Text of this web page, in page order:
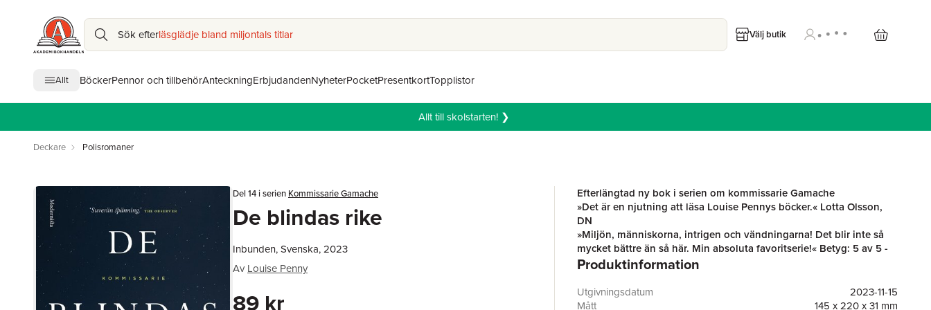
Sök efterläsglädje bland miljontals titlar Välj butik
Allt BöckerPennor och tillbehörAnteckningErbjudandenNyheterPocketPresentkortTopplistor
Allt till skolstarten! ❯
Deckare Polisromaner
Del 14 i serien Kommissarie Gamache
De blindas rike
Inbunden, Svenska, 2023
Av Louise Penny
89 kr
Efterlängtad ny bok i serien om kommissarie Gamache
»Det är en njutning att läsa Louise Pennys böcker.« Lotta Olsson,
DN
»Miljön, människorna, intrigen och vändningarna! Det blir inte så
mycket bättre än så här. Min absoluta favoritserie!« Betyg: 5 av 5 -
Mest deckare
Bibbloagneta
En dag får Armand Gamache ett egendomligt brev med en inbjudan till
Produktinformation
Utgivningsdatum
2023-11-15
Mått
145 x 220 x 31 mm